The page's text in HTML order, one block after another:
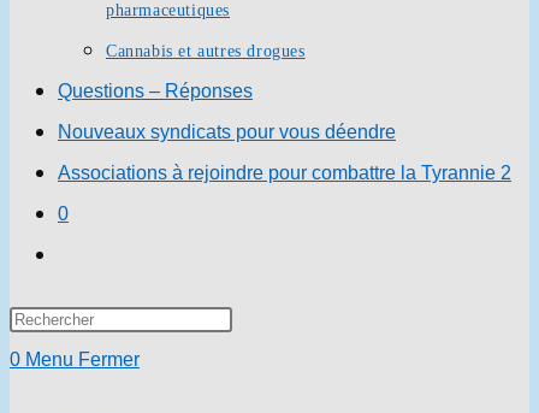
pharmaceutiques
Cannabis et autres drogues
Questions – Réponses
Nouveaux syndicats pour vous déendre
Associations à rejoindre pour combattre la Tyrannie 2
0
search
Press
0 Menu Fermer